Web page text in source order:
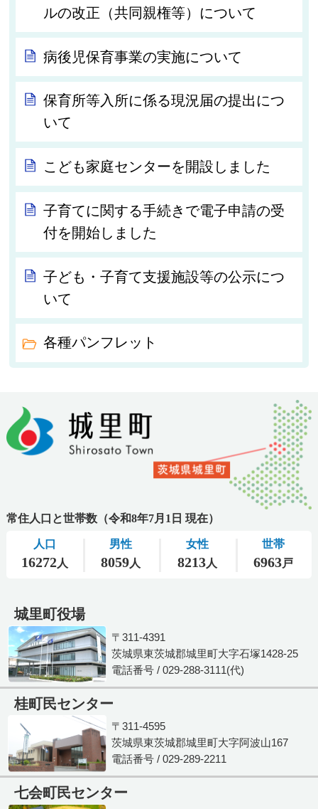
ルの改正（共同親権等）について
病後児保育事業の実施について
保育所等入所に係る現況届の提出につ
いて
こども家庭センターを開設しました
子育てに関する手続きで電子申請の受
付を開始しました
子ども・子育て支援施設等の公示につ
いて
各種パンフレット
城里町役場
〒311-4391
茨城県東茨城郡城里町大字石塚1428-25
電話番号 / 029-288-3111(代)
桂町民センター
〒311-4595
茨城県東茨城郡城里町大字阿波山167
電話番号 / 029-289-2211
七会町民センター